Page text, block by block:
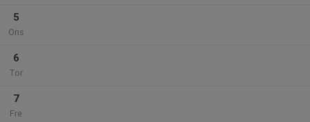
5
Ons
6
Tor
7
Fre